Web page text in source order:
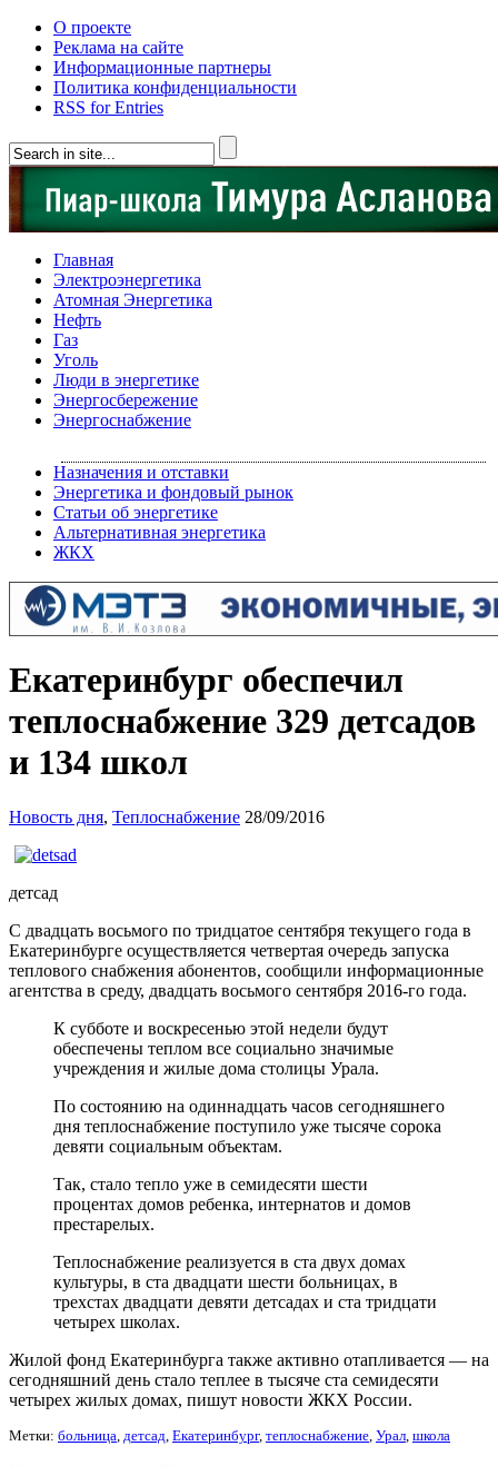
О проекте
Реклама на сайте
Информационные партнеры
Политика конфиденциальности
RSS for Entries
Главная
Электроэнергетика
Атомная Энергетика
Нефть
Газ
Уголь
Люди в энергетике
Энергосбережение
Энергоснабжение
Назначения и отставки
Энергетика и фондовый рынок
Статьи об энергетике
Альтернативная энергетика
ЖКХ
Екатеринбург обеспечил
теплоснабжение 329 детсадов
и 134 школ
Новость дня, Теплоснабжение 28/09/2016
детсад
С двадцать восьмого по тридцатое сентября текущего года в
Екатеринбурге осуществляется четвертая очередь запуска
теплового снабжения абонентов, сообщили информационные
агентства в среду, двадцать восьмого сентября 2016-го года.
К субботе и воскресенью этой недели будут
обеспечены теплом все социально значимые
учреждения и жилые дома столицы Урала.
По состоянию на одиннадцать часов сегодняшнего
дня теплоснабжение поступило уже тысяче сорока
девяти социальным объектам.
Так, стало тепло уже в семидесяти шести
процентах домов ребенка, интернатов и домов
престарелых.
Теплоснабжение реализуется в ста двух домах
культуры, в ста двадцати шести больницах, в
трехстах двадцати девяти детсадах и ста тридцати
четырех школах.
Жилой фонд Екатеринбурга также активно отапливается — на
сегодняшний день стало теплее в тысяче ста семидесяти
четырех жилых домах, пишут новости ЖКХ России.
Метки: больница, детсад, Екатеринбург, теплоснабжение, Урал, школа